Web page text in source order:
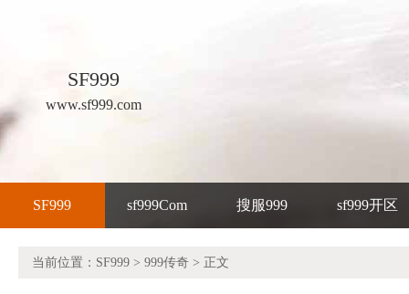
SF999
www.sf999.com
SF999 sf999Com 搜服999 sf999开区
当前位置： SF999 > 999传奇 > 正文